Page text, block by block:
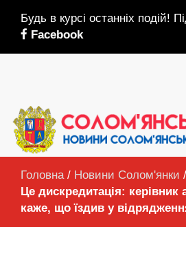
Будь в курсі останніх подій!
Facebook
Головна / Новини Солом'янки /
Це дискредитація: керівник
каже, що їздив у